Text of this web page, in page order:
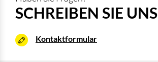
SCHREIBEN SIE UNS
Kontaktformular